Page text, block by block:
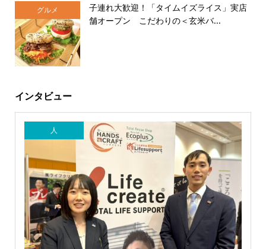
グルメ
子連れ大歓迎！「タイムイズライス」実店
舗オープン こだわりの＜玄米バ...
インタビュー
人